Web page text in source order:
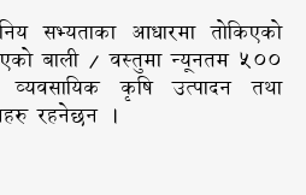
सभ्यताका आधारमा तोकिएको
बाली / वस्तुमा न्यूनतम ५००
व्यवसायिक कृषि उत्पादन तथा
रहनेछन ।